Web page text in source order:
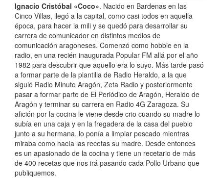
Ignacio Cristóbal «Coco». Nacido en Bardenas en las
Cinco Villas, llegó a la capital, como casi todos en aquella
época, para hacer la mili y se quedó para desarrollar su
carrera de comunicador en distintos medios de
comunicación aragoneses. Comenzó como hobbie en la
radio, en una recién inaugurada Popular FM allá por el año
1982 para descubrir que aquello era lo suyo. Más tarde pasó
a formar parte de la plantilla de Radio Heraldo, a la que
siguió Radio Minuto Aragón, Zeta Radio y posteriormente
pasar a formar parte de El Periódico de Aragón, Heraldo de
Aragón y terminar su carrera en Radio 4G Zaragoza. Su
afición por la cocina le viene desde crio cuando su madre lo
subía en una caja y en la fregadera de la casa del pueblo
junto a su hermana, lo ponía a limpiar pescado mientras
miraba como hacía las recetas su madre. Desde entonces
es un apasionado de la cocina y tiene un recetario de más
de 400 recetas que nos irá pasando cada Pollo Urbano que
publiquemos.